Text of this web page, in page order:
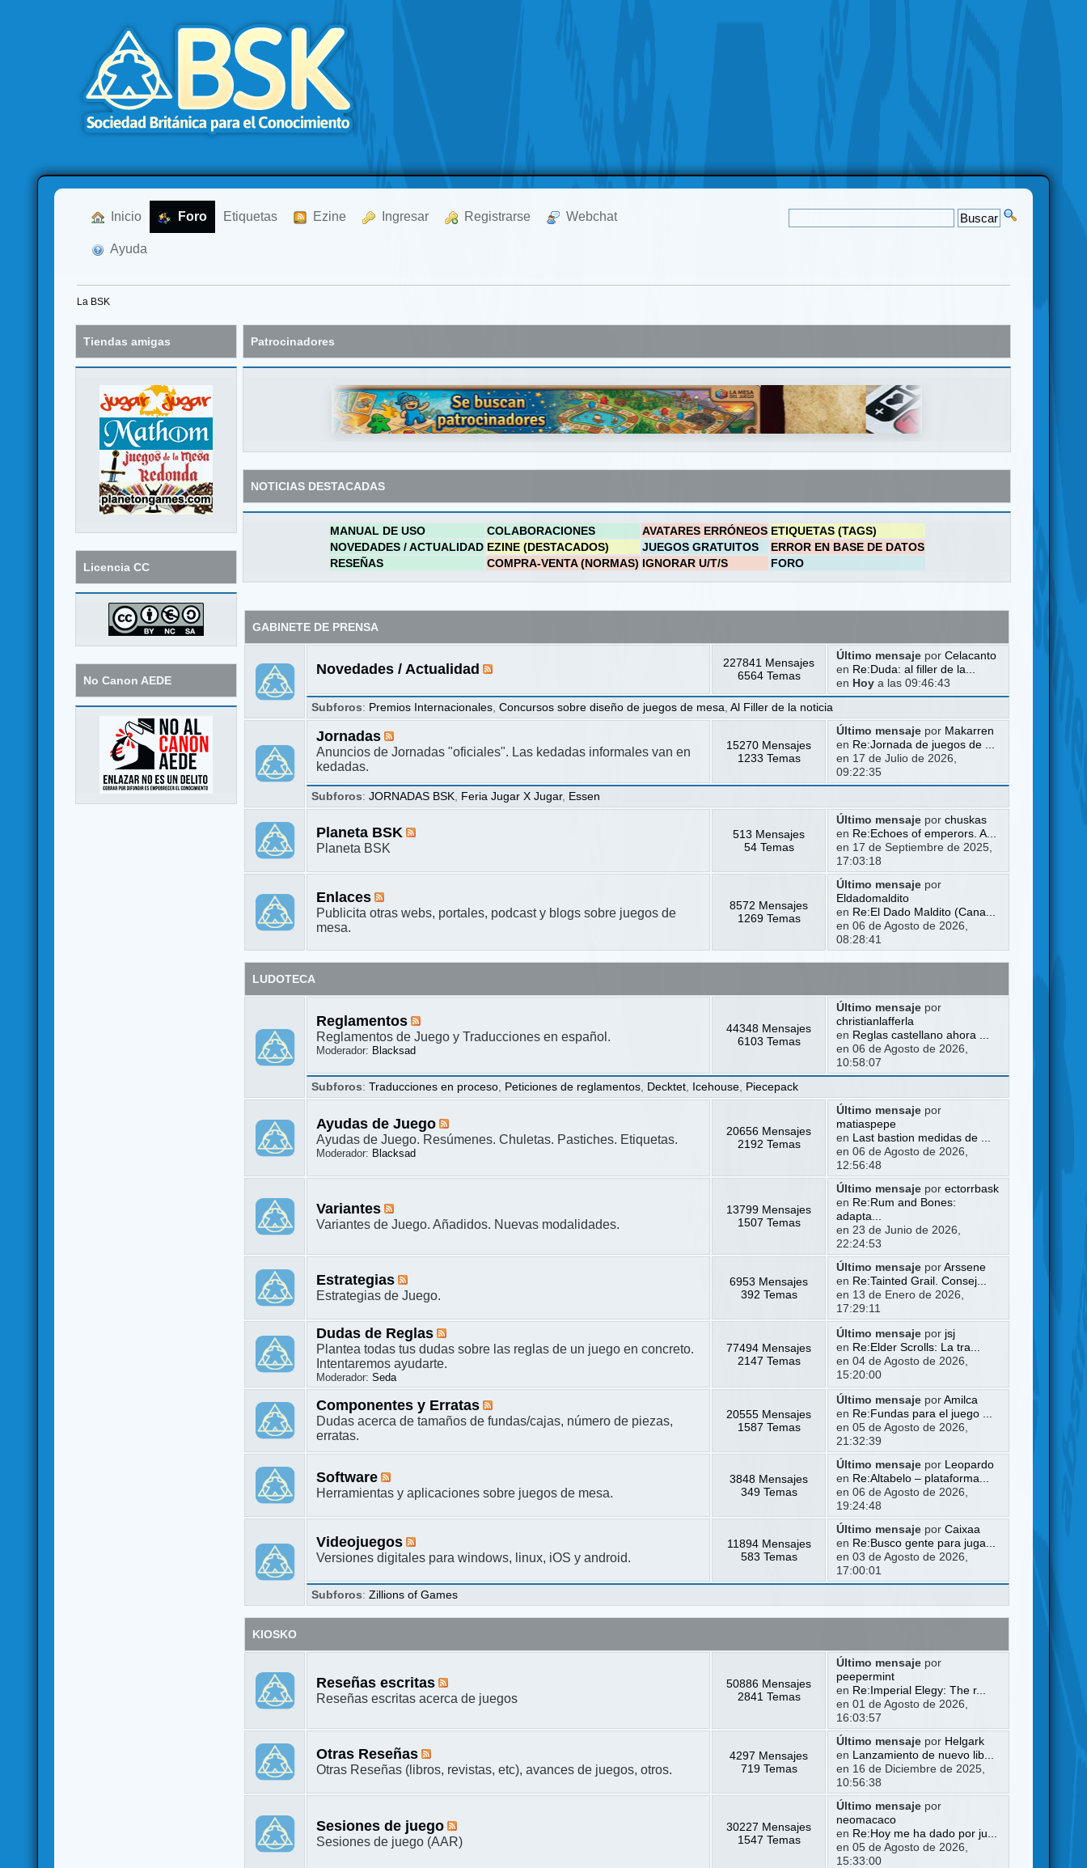
Inicio Foro Etiquetas Ezine Ingresar Registrarse Webchat
Ayuda
La BSK
Tiendas amigas
Licencia CC
No Canon AEDE
Patrocinadores
NOTICIAS DESTACADAS
MANUAL DE USO COLABORACIONES AVATARES ERRÓNEOS ETIQUETAS (TAGS)
NOVEDADES / ACTUALIDAD EZINE (DESTACADOS) JUEGOS GRATUITOS
ERROR EN BASE DE DATOS
RESEÑAS
COMPRA-VENTA (NORMAS) IGNORAR U/T/S FORO
GABINETE DE PRENSA
Novedades / Actualidad
227841 Mensajes
6564 Temas
Último mensajepor Celacanto
en Re:Duda: al filler de la...
en Hoya las 09:46:43
Subforos: Premios Internacionales ,Concursos sobre diseño de juegos de mesa ,Al Filler de la noticia
Jornadas
Anuncios de Jornadas "oficiales". Las kedadas informales van en
kedadas.
15270 Mensajes
1233 Temas
Último mensajepor Makarren
en Re:Jornada de juegos de ...
en 17 de Julio de 2026,
09:22:35
Subforos:JORNADAS BSK Feria Jugar X Jugar, Essen
Planeta BSK
Planeta BSK
513 Mensajes
54 Temas
Último mensajepor chuskas
en Re:Echoes of emperors. A...
en 17 de Septiembre de 2025,
17:03:18
Enlaces
Publicita otras webs, portales, podcast y blogs sobre juegos de
mesa.
8572 Mensajes
1269 Temas
Último mensajepor
Eldadomaldito
en Re:El Dado Maldito (Cana...
en 06 de Agosto de 2026,
08:28:41
LUDOTECA
Reglamentos
Reglamentos de Juego y Traducciones en español.
Moderador: Blacksad
44348 Mensajes
6103 Temas
Último mensajepor
christianlafferla
en Reglas castellano ahora ...
en 06 de Agosto de 2026,
10:58:07
Subforos:Traducciones en proceso Peticiones de reglamentos Decktet Icehouse Piecepack
Ayudas de Juego
Ayudas de Juego. Resúmenes. Chuletas. Pastiches. Etiquetas.
Moderador: Blacksad
20656 Mensajes
2192 Temas
Último mensajepor
matiaspepe
en
Last bastion medidas de ...
en 06 de Agosto de 2026,
12:56:48
Variantes
Variantes de Juego. Añadidos. Nuevas modalidades.
13799 Mensajes
1507 Temas
Último mensajepor ectorrbask
en Re:Rum and Bones:
adapta...
en 23 de Junio de 2026,
22:24:53
Estrategias
Estrategias de Juego.
6953 Mensajes
392 Temas
Último mensajepor Arssene
en Re:Tainted Grail. Consej...
en 13 de Enero de 2026,
17:29:11
Dudas de Reglas
Plantea todas tus dudas sobre las reglas de un juego en concreto.
Intentaremos ayudarte.
Moderador:Seda
77494 Mensajes
2147 Temas
Último mensajepor jsj
en Re:Elder Scrolls: La tra...
en 04 de Agosto de 2026,
15:20:00
Componentes y Erratas
Dudas acerca de tamaños de fundas/cajas, número de piezas,
erratas.
20555 Mensajes
1587 Temas
Último mensajepor Amilca
en Re:Fundas para el juego ...
en 05 de Agosto de 2026,
21:32:39
Software
Herramientas y aplicaciones sobre juegos de mesa.
3848 Mensajes
349 Temas
Último mensajepor
Leopardo
en Re:Altabelo – plataforma...
en 06 de Agosto de 2026,
19:24:48
Videojuegos
Versiones digitales para windows, linux, iOS y android.
11894 Mensajes
583 Temas
Último mensajepor Caixaa
en Re:Busco gente para juga...
en 03 de Agosto de 2026,
17:00:01
Subforos:Zillions of Games
KIOSKO
Reseñas escritas
Reseñas escritas acerca de juegos
50886 Mensajes
2841 Temas
Último mensajepor
peepermint
en Re:Imperial Elegy: The r...
en 01 de Agosto de 2026,
16:03:57
Otras Reseñas
Otras Reseñas (libros, revistas, etc), avances de juegos, otros.
4297 Mensajes
719 Temas
Último mensajepor Helgark
en
Lanzamiento de nuevo lib...
en 16 de Diciembre de 2025,
10:56:38
Sesiones de juego
Sesiones de juego (AAR)
30227 Mensajes
1547 Temas
Último mensajepor
neomacaco
en Re:Hoy me ha dado por ju...
en 05 de Agosto de 2026,
15:33:00